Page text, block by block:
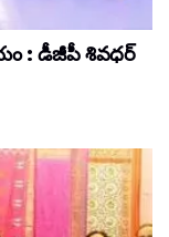
: డీజీపీ శివధర్